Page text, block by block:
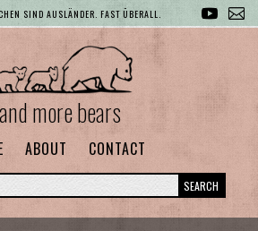
SIND AUSLÄNDER. FAST ÜBERALL.
more bears
ABOUT CONTACT
SEARCH